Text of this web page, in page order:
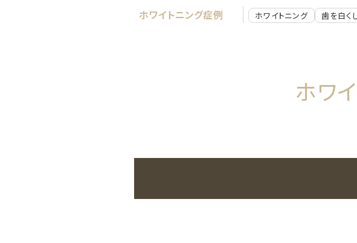
ホワイトニング症例 ホワイトニング 歯を白く
ホワ